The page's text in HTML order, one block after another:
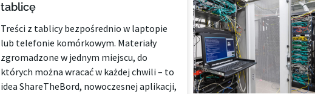
tablicę
Treści z tablicy bezpośrednio w laptopie
lub telefonie komórkowym. Materiały
zgromadzone w jednym miejscu, do
których można wracać w każdej chwili – to
idea ShareTheBord, nowoczesnej aplikacji,